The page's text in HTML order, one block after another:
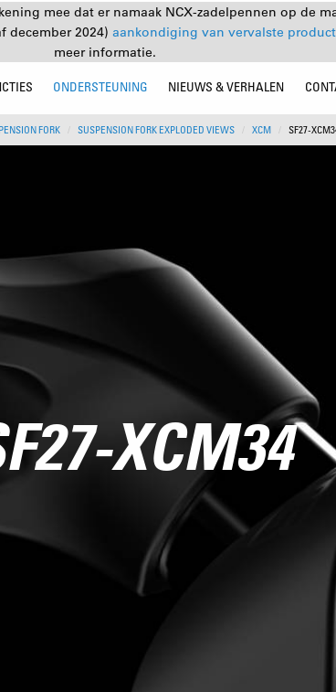
mee dat er namaak NCX-zadelpennen op de
december 2024) aankondiging van vervalste
meer informatie.
ONDERSTEUNING NIEUWS & VERHALEN
FORK SUSPENSION FORK EXPLODED VIEWS XCM SF27-
XCM34